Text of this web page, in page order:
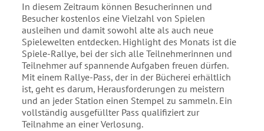
In diesem Zeitraum können Besucherinnen und
Besucher kostenlos eine Vielzahl von Spielen
ausleihen und damit sowohl alte als auch neue
Spielewelten entdecken. Highlight des Monats ist die
Spiele-Rallye, bei der sich alle Teilnehmerinnen und
Teilnehmer auf spannende Aufgaben freuen dürfen.
Mit einem Rallye-Pass, der in der Bücherei erhältlich
ist, geht es darum, Herausforderungen zu meistern
und an jeder Station einen Stempel zu sammeln. Ein
vollständig ausgefüllter Pass qualifiziert zur
Teilnahme an einer Verlosung.